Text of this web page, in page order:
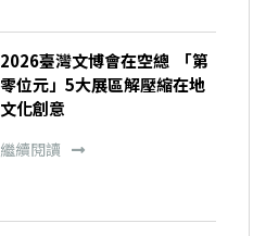
2026臺灣文博會在空總 「第
零位元」5大展區解壓縮在地
文化創意
繼續閱讀